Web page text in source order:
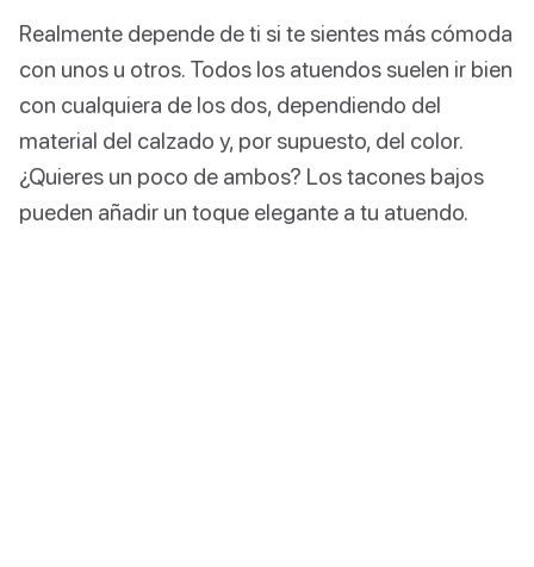
Realmente depende de ti si te sientes más cómoda
con unos u otros. Todos los atuendos suelen ir bien
con cualquiera de los dos, dependiendo del
material del calzado y, por supuesto, del color.
¿Quieres un poco de ambos? Los tacones bajos
pueden añadir un toque elegante a tu atuendo.